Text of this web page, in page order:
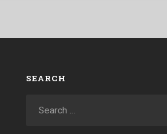
SEARCH